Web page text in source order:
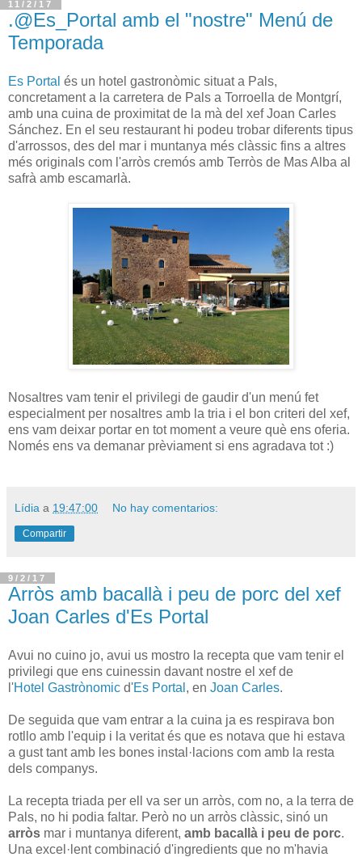
11/2/17
.@Es_Portal amb el "nostre" Menú de
Temporada
Es Portal és un hotel gastronòmic situat a Pals,
concretament a la carretera de Pals a Torroella de Montgrí,
amb una cuina de proximitat de la mà del xef Joan Carles
Sánchez. En el seu restaurant hi podeu trobar diferents tipus
d'arrossos, des del mar i muntanya més clàssic fins a altres
més originals com l'arròs cremós amb Terròs de Mas Alba al
safrà amb escamarlà.
Nosaltres vam tenir el privilegi de gaudir d'un menú fet
especialment per nosaltres amb la tria i el bon criteri del xef,
ens vam deixar portar en tot moment a veure què ens oferia.
Només ens va demanar prèviament si ens agradava tot :)
Lídia a 19:47:00 No hay comentarios:
Compartir
9/2/17
Arròs amb bacallà i peu de porc del xef
Joan Carles d'Es Portal
Avui no cuino jo, avui us mostro la recepta que vam tenir el
privilegi que ens cuinessin davant nostre el xef de
l'Hotel Gastrònomic d'Es Portal , en Joan Carles.
De seguida que vam entrar a la cuina ja es respirava bon
rotllo amb l'equip i la veritat és que es notava que hi estava
a gust tant amb les bones instal·lacions com amb la resta
dels companys.
La recepta triada per ell va ser un arròs, com no, a la terra de
Pals, no hi podia faltar. Però no un arròs clàssic, sinó un
arròs mar i muntanya diferent, amb bacallà i peu de porc.
Una excel·lent combinació d'ingredients que no m'havia